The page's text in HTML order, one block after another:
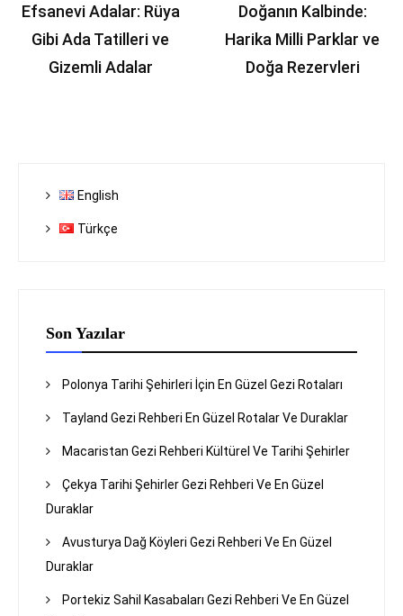
gezinmesi
Efsanevi Adalar: Rüya
Gibi Ada Tatilleri ve
Gizemli Adalar
Doğanın Kalbinde:
Harika Milli Parklar ve
Doğa Rezervleri
English
Türkçe
Son Yazılar
Polonya Tarihi Şehirleri İçin En Güzel Gezi Rotaları
Tayland Gezi Rehberi En Güzel Rotalar Ve Duraklar
Macaristan Gezi Rehberi Kültürel Ve Tarihi Şehirler
Çekya Tarihi Şehirler Gezi Rehberi Ve En Güzel
Duraklar
Avusturya Dağ Köyleri Gezi Rehberi Ve En Güzel
Duraklar
Portekiz Sahil Kasabaları Gezi Rehberi Ve En Güzel